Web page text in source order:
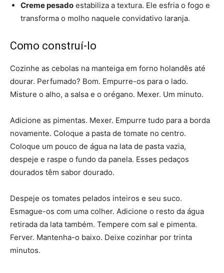
Creme pesado estabiliza a textura. Ele esfria o fogo e
transforma o molho naquele convidativo laranja.
Como construí-lo
Cozinhe as cebolas na manteiga em forno holandês até
dourar. Perfumado? Bom. Empurre-os para o lado.
Misture o alho, a salsa e o orégano. Mexer. Um minuto.
Adicione as pimentas. Mexer. Empurre tudo para a borda
novamente. Coloque a pasta de tomate no centro.
Coloque um pouco de água na lata de pasta vazia,
despeje e raspe o fundo da panela. Esses pedaços
dourados têm sabor dourado.
Despeje os tomates pelados inteiros e seu suco.
Esmague-os com uma colher. Adicione o resto da água
retirada da lata também. Tempere com sal e pimenta.
Ferver. Mantenha-o baixo. Deixe cozinhar por trinta
minutos.